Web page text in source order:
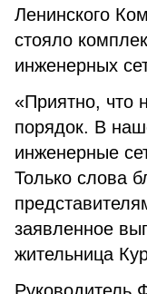
Ленинского
стояло
инженерных
«Приятно, что
порядок. В
инженерные
Только слова
заявленное
жительница